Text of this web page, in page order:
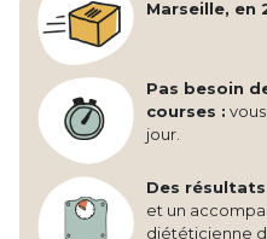
Marseille, en
Pas besoin
courses :
jour.
Des
et un
diététicienne